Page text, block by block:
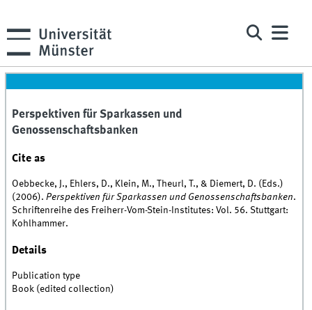
Perspektiven für Sparkassen und
Genossenschaftsbanken
Cite as
Oebbecke, J., Ehlers, D., Klein, M., Theurl, T., & Diemert, D. (Eds.)
(2006).Perspektiven für Sparkassen und Genossenschaftsbanken.
Schriftenreihe des Freiherr-Vom-Stein-Institutes: Vol. 56. Stuttgart:
Kohlhammer.
Details
Publication type
Book (edited collection)